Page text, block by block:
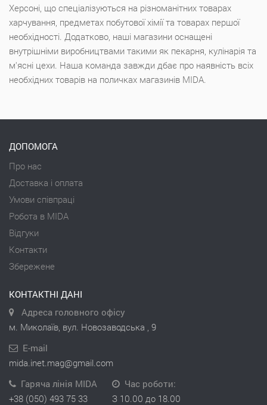
Херсоні, що спеціалізуються на різноманітних товарах
харчування, предметах побутової хімії та товарах першої
необхідності. Додатково, наші магазини оснащені
внутрішніми виробництвами такими як пекарня, кулінарія та
м'ясні цехи. Наша команда завжди дбає про наявність всіх
необхідних товарів на поличках магазинів MIDA.
ДОПОМОГА
Про нас
Доставка і оплата
Умови співпраці
Робота в MIDA
Відгуки
Контакти
Збережене
КОНТАКТНІ ДАНІ
Адреса головного офісу
м. Миколаїв, вул. Новозаводська , 9
E-mail
mida.inet.mag@gmail.com
Гаряча лінія MIDA
+38 (050) 493 75 33
Час роботи:
З 10.00 до 18.00